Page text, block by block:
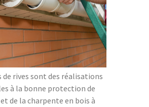
de rives sont des réalisations
à la bonne protection de
de la charpente en bois à